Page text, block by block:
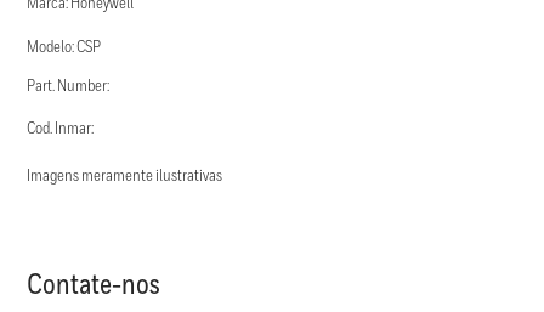
Marca: Honeywell
Modelo: CSP
Part. Number:
Cod. Inmar:
Imagens meramente ilustrativas
Contate-nos